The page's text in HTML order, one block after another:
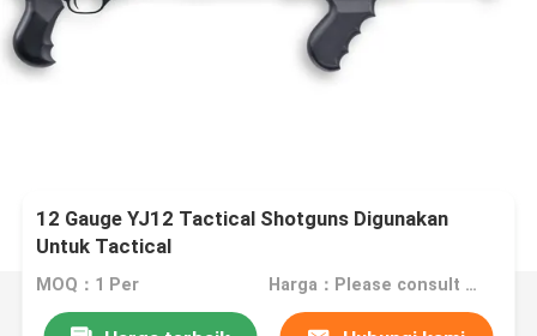
12 Gauge YJ12 Tactical Shotguns Digunakan
Untuk Tactical
MOQ：1 Per Harga：Please consult the sales representative for details.